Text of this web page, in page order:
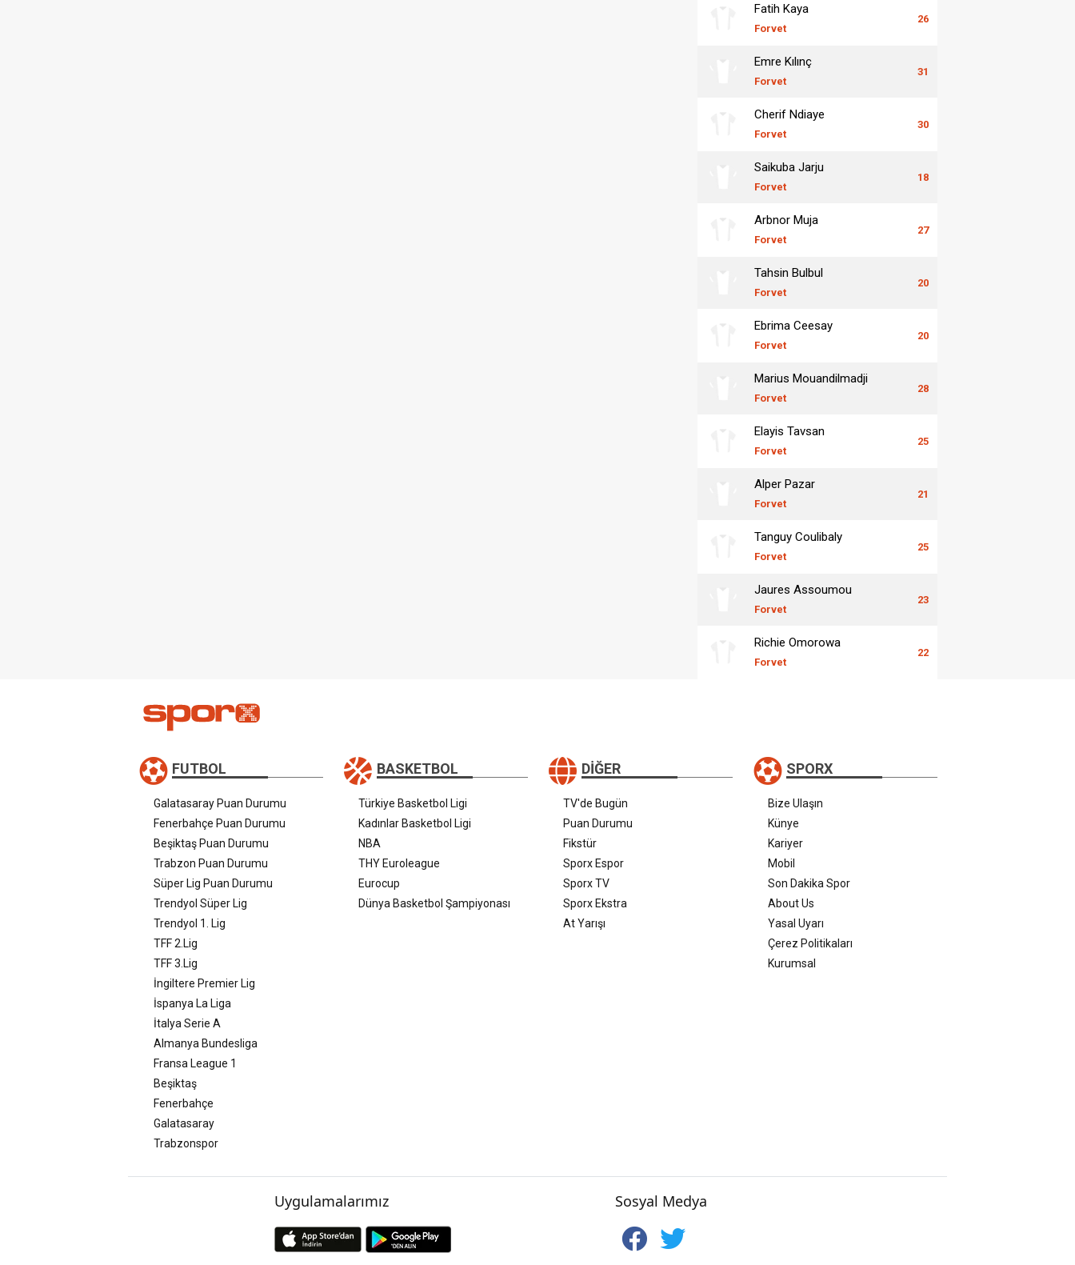
Fatih Kaya
Forvet
26
Emre Kılınç
Forvet
31
Cherif Ndiaye
Forvet
30
Saikuba Jarju
Forvet
18
Arbnor Muja
Forvet
27
Tahsin Bulbul
Forvet
20
Ebrima Ceesay
Forvet
20
Marius Mouandilmadji
Forvet
28
Elayis Tavsan
Forvet
25
Alper Pazar
Forvet
21
Tanguy Coulibaly
Forvet
25
Jaures Assoumou
Forvet
23
Richie Omorowa
Forvet
22
FUTBOL
Galatasaray Puan Durumu
Fenerbahçe Puan Durumu
Beşiktaş Puan Durumu
Trabzon Puan Durumu
Süper Lig Puan Durumu
Trendyol Süper Lig
Trendyol 1. Lig
TFF 2.Lig
TFF 3.Lig
İngiltere Premier Lig
İspanya La Liga
İtalya Serie A
Almanya Bundesliga
Fransa League 1
Beşiktaş
Fenerbahçe
Galatasaray
Trabzonspor
BASKETBOL
Türkiye Basketbol Ligi
Kadınlar Basketbol Ligi
NBA
THY Euroleague
Eurocup
Dünya Basketbol Şampiyonası
DIĞER
TV'de Bugün
Puan Durumu
Fikstür
Sporx Espor
Sporx TV
Sporx Ekstra
At Yarışı
SPORX
Bize Ulaşın
Künye
Kariyer
Mobil
Son Dakika Spor
About Us
Yasal Uyarı
Çerez Politikaları
Kurumsal
Uygulamalarımız Sosyal Medya